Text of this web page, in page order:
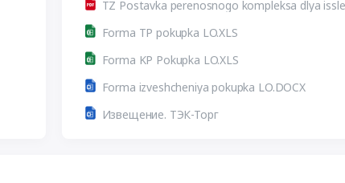
Forma TP pokupka LO.XLS
Forma KP Pokupka LO.XLS
Forma izveshcheniya pokupka LO.DOCX
Извещение. ТЭК-Торг